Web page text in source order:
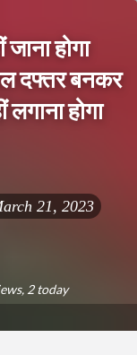
होगा
दफ्तर बनकर
होगा
21, 2023
2 today